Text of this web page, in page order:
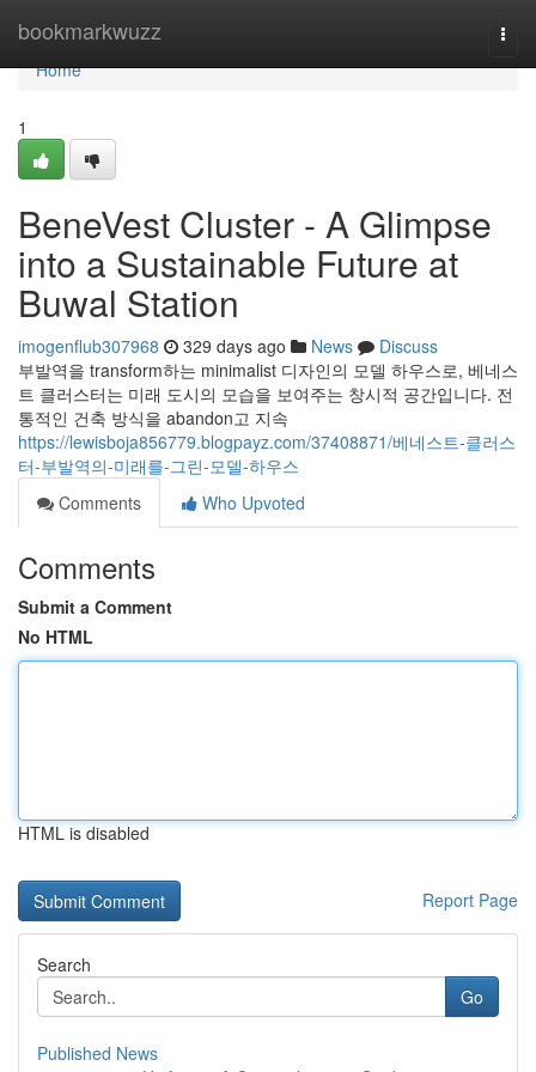
bookmarkwuzz
Home
Home
1
BeneVest Cluster - A Glimpse
into a Sustainable Future at
Buwal Station
imogenflub307968 329 days ago News
Discuss
부발역을 transform하는 minimalist 디자인의 모델 하우스로, 베네스
트 클러스터는 미래 도시의 모습을 보여주는 창시적 공간입니다. 전
통적인 건축 방식을 abandon고 지속
https://lewisboja856779.blogpayz.com/37408871/베네스트-클러스
터-부발역의-미래를-그린-모델-하우스
Comments
Who Upvoted
Comments
Submit a Comment
No HTML
HTML is disabled
Report Page
Search
Go
Published News